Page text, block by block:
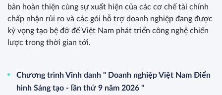
bản hoàn thiện cùng sự xuất hiện của các cơ chế tài chính
chấp nhận rủi ro và các gói hỗ trợ doanh nghiệp đang được
kỳ vọng tạo bệ đỡ để Việt Nam phát triển công nghệ chiến
lược trong thời gian tới.
Chương trình Vinh danh " Doanh nghiệp Việt Nam Điển
hình Sáng tạo - lần thứ 9 năm 2026 "